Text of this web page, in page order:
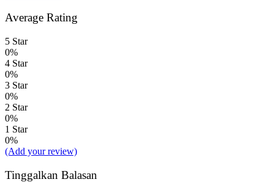
Average Rating
5 Star
0%
4 Star
0%
3 Star
0%
2 Star
0%
1 Star
0%
(Add your review)
Tinggalkan Balasan